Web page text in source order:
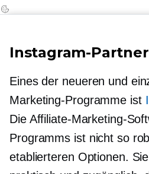
Instagram-Partner
Eines der neueren und
Marketing-Programme ist
Die Affiliate-Marketing-
Programms ist nicht so
etablierteren Optionen.